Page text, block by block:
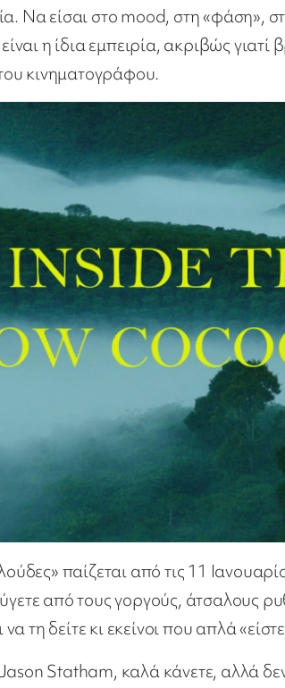
Να είσαι στο mood, στη «φάση»,
η ίδια εμπειρία, ακριβώς
του κινηματογράφου.
παίζεται από τις 11
από τους γοργούς, άτσαλους
τη δείτε κι εκείνοι που απλά
Statham, καλά κάνετε, αλλά